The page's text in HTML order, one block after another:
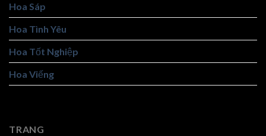
Hoa Sáp
Hoa Tình Yêu
Hoa Tốt Nghiệp
Hoa Viếng
TRANG